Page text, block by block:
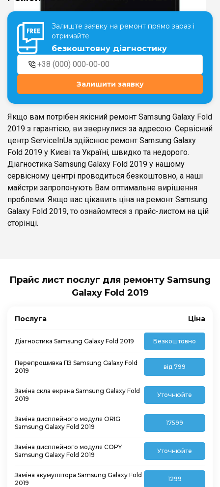
Театральна
м. Київ, вул. Хрещатик 44-A м. Київ, вул. Анни Ахматової, 30
Оболонь
м. Київ, ТЦ LAKE PLAZA, вул. Героїв
полку “Азов”, 12
Дарниця
м. Київ, Комфорт Таун, вул.
Березнева, 16, корпус 3
Залиште заявку на ремонт прямо зараз і
отримайте
безкоштовну діагностику
Залишити заявку
Якщо вам потрібен якісний ремонт Samsung Galaxy Fold
2019 з гарантією, ви звернулися за адресою. Сервісний
центр ServiceInUa здійснює ремонт Samsung Galaxy
Fold 2019 у Києві та Україні, швидко та недорого.
Діагностика Samsung Galaxy Fold 2019 у нашому
сервісному центрі проводиться безкоштовно, а наші
майстри запропонують Вам оптимальне вирішення
проблеми. Якщо вас цікавить ціна на ремонт Samsung
Galaxy Fold 2019, то ознайомтеся з прайс-листом на цій
сторінці.
Прайс лист послуг для ремонту Samsung
Galaxy Fold 2019
Послуга Ціна
Діагностика Samsung Galaxy Fold 2019 Безкоштовно
Перепрошивка ПЗ Samsung Galaxy Fold
2019
від 799
Заміна скла екрана Samsung Galaxy Fold
2019
Уточнюйте
Заміна дисплейного модуля ORIG
Samsung Galaxy Fold 2019
17599
Заміна дисплейного модуля COPY
Samsung Galaxy Fold 2019
Уточнюйте
Заміна акумулятора Samsung Galaxy Fold
2019
1299